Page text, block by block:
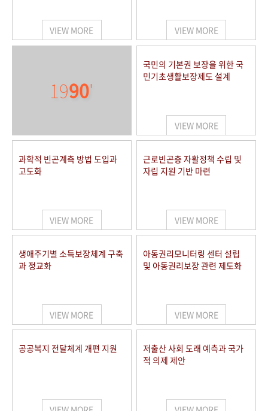
VIEW MORE VIEW MORE
1990'
국민의 기본권 보장을 위한 국
민기초생활보장제도 설계
VIEW MORE
과학적 빈곤계측 방법 도입과
고도화
VIEW MORE
근로빈곤층 자활정책 수립 및
자립 지원 기반 마련
VIEW MORE
생애주기별 소득보장체계 구축
과 정교화
VIEW MORE
아동권리모니터링 센터 설립
및 아동권리보장 관련 제도화
VIEW MORE
공공복지 전달체계 개편 지원
저출산 사회 도래 예측과 국가
적 의제 제안